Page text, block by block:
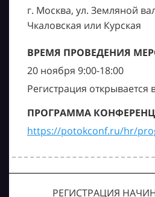
г. Москва, ул. Земляной
Чкаловская или Курская
ВРЕМЯ ПРОВЕДЕНИЯ
20 ноября 9:00-18:00
Регистрация открывается
ПРОГРАММА
https://potokconf.ru/hr/
РЕГИСТРАЦИЯ